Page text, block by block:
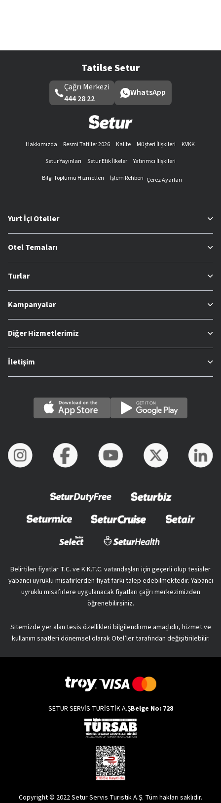
Tatilse Setur
Çağrı Merkezi
444 28 22
WhatsApp
Hakkımızda Resmi Tatiller 2026 Kalite Müşteri İlişkileri
KVKK
Setur Yayınları
Setur Etik İlkeler
Yatırımcı İlişkileri
Bilgi Toplumu Hizmetleri
İşlem Rehberi Çerez Ayarları
Yurt İçi Oteller
Otel Temaları
Turlar
Kampanyalar
Diğer Hizmetlerimiz
İletişim
Belirtilen fiyatlar T.C. ve K.K.T.C. vatandaşları için geçerli olup tesisler
yabancı uyruklu misafirlerden fiyat farkı talep edebilmektedir. Yabancı
uyruklu misafirlere uygulanacak fiyatları çağrı merkezimizden
öğrenebilirsiniz.
Sitemizde yer alan tesis özellikleri bilgilendirme amaçlıdır, hizmet ve
kullanım saatleri dönemsel olarak Otel’ler tarafından değişitirilebilir.
SETUR SERVİS TURİSTİK A.ŞBelge No: 728
Copyright © 2022 Setur Servis Turistik A.Ş. Tüm hakları saklıdır.